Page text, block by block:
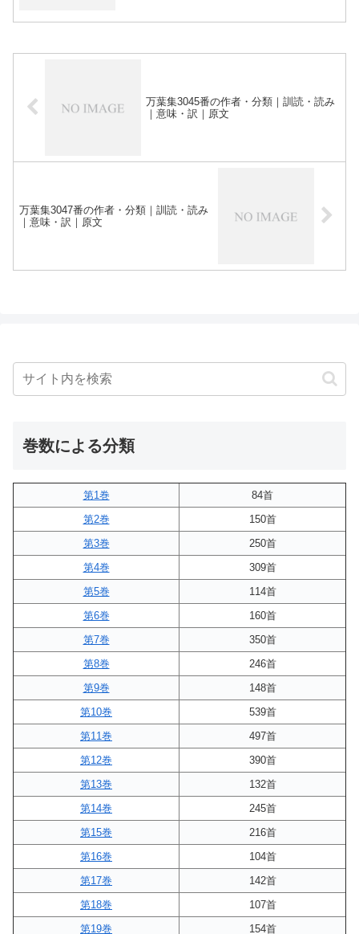
万葉集3045番の作者・分類｜訓読・読み
｜意味・訳｜原文
万葉集3047番の作者・分類｜訓読・読み
｜意味・訳｜原文
巻数による分類
第1巻
84首
第2巻
150首
第3巻
250首
第4巻
309首
第5巻
114首
第6巻
160首
第7巻
350首
第8巻
246首
第9巻
148首
第10巻
539首
第11巻
497首
第12巻
390首
第13巻
132首
第14巻
245首
第15巻
216首
第16巻
104首
第17巻
142首
第18巻
107首
第19巻
154首